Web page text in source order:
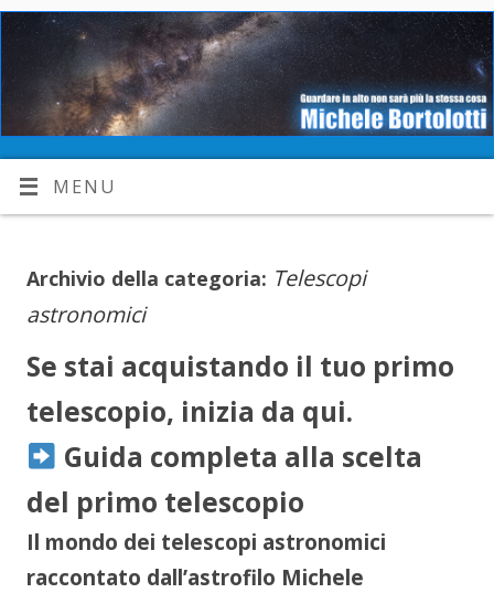
MENU
Archivio della categoria: Telescopi
astronomici
Se stai acquistando il tuo primo
telescopio, inizia da qui.
Guida completa alla scelta
del primo telescopio
Il mondo dei telescopi astronomici
raccontato dall’astrofilo Michele